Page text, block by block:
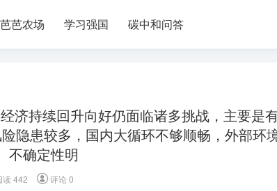
芭芭农场 学习强国 碳中和问答
济持续回升向好仍面临诸多挑战，主要是
隐患较多，国内大循环不够顺畅，外部环
不确定性明
读 442 评论 0